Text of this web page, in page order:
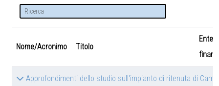
Nome/Acronimo Titolo
Ente
Approfondimenti dello studio sull'impianto di ritenuta di